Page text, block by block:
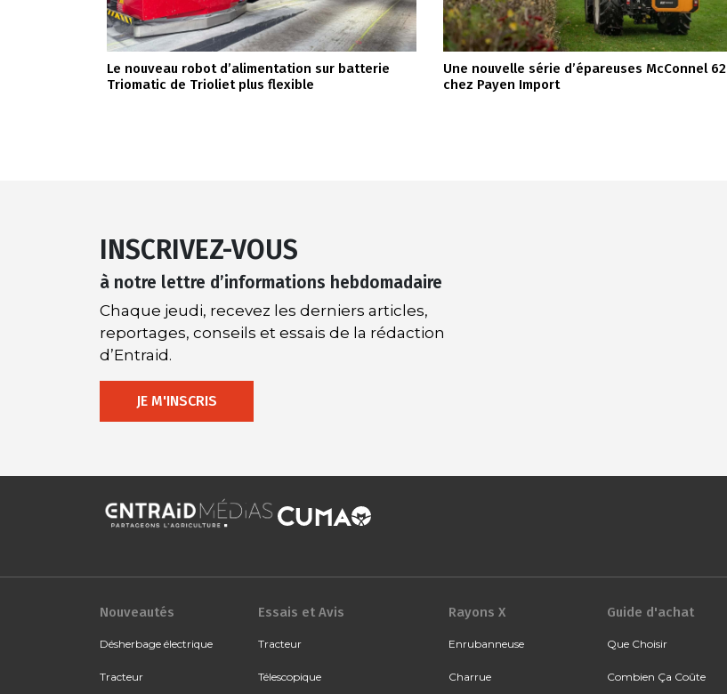
Le nouveau robot d’alimentation sur batterie
Triomatic de Trioliet plus flexible
Une nouvelle série d’épareuses McConnel 62
chez Payen Import
INSCRIVEZ-VOUS
à notre lettre d’informations hebdomadaire
Chaque jeudi, recevez les derniers articles,
reportages, conseils et essais de la rédaction
d’Entraid.
JE M'INSCRIS
Nouveautés
Désherbage électrique
Tracteur
Essais et Avis
Tracteur
Télescopique
Rayons X
Enrubanneuse
Charrue
Guide d'achat
Que Choisir
Combien Ça Coûte